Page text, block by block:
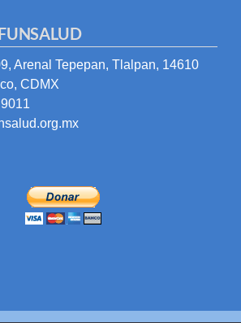
Arenal Tepepan, Tlalpan, 14610
CDMX